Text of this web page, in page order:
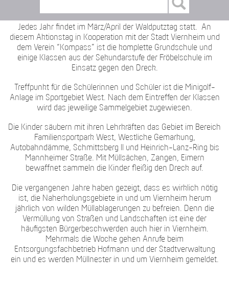
Jedes Jahr findet im März/April der Waldputztag statt. An
diesem Aktionstag in Kooperation mit der Stadt Viernheim und
dem Verein “Kompass” ist die komplette Grundschule und
einige Klassen aus der Sekundarstufe der Fröbelschule im
Einsatz gegen den Dreck.
Treffpunkt für die Schülerinnen und Schüler ist die Minigolf-
Anlage im Sportgebiet West. Nach dem Eintreffen der Klassen
wird das jeweilige Sammelgebiet zugewiesen.
Die Kinder säubern mit ihren Lehrkräften das Gebiet im Bereich
Familiensportpark West, Westliche Gemarkung,
Autobahndämme, Schmittsberg II und Heinrich-Lanz-Ring bis
Mannheimer Straße. Mit Müllsäcken, Zangen, Eimern
bewaffnet sammeln die Kinder fleißig den Dreck auf.
Die vergangenen Jahre haben gezeigt, dass es wirklich nötig
ist, die Naherholungsgebiete in und um Viernheim herum
jährlich von wilden Müllablagerungen zu befreien. Denn die
Vermüllung von Straßen und Landschaften ist eine der
häufigsten Bürgerbeschwerden auch hier in Viernheim.
Mehrmals die Woche gehen Anrufe beim
Entsorgungsfachbetrieb Hofmann und der Stadtverwaltung
ein und es werden Müllnester in und um Viernheim gemeldet.